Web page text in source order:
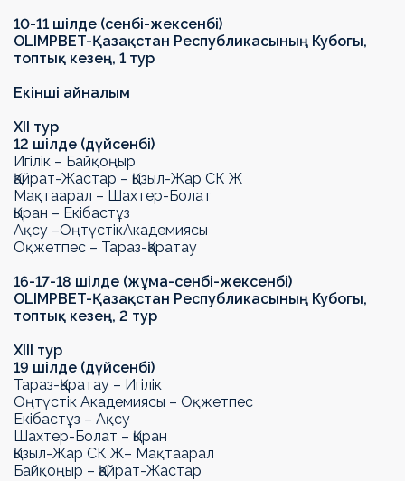
10-11 шілде (сенбі-жексенбі)
OLIMPBET-Қазақстан Республикасының Кубогы,
топтық кезең, 1 тур
Екінші айналым
ХII тур
12 шілде (дүйсенбі)
Игілік – Байқоңыр
Қайрат-Жастар – Қызыл-Жар СК Ж
Мақтаарал – Шахтер-Болат
Қыран – Екібастұз
Ақсу –ОңтүстікАкадемиясы
Оқжетпес – Тараз-Қаратау
16-17-18 шілде (жұма-сенбі-жексенбі)
OLIMPBET-Қазақстан Республикасының Кубогы,
топтық кезең, 2 тур
ХIII тур
19 шілде (дүйсенбі)
Тараз-Қаратау – Игілік
Оңтүстік Академиясы – Оқжетпес
Екібастұз – Ақсу
Шахтер-Болат – Қыран
Қызыл-Жар СК Ж– Мақтаарал
Байқоңыр – Қайрат-Жастар